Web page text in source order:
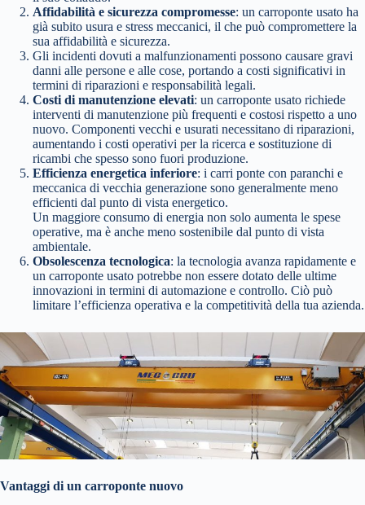
Affidabilità e sicurezza compromesse: un carroponte usato ha
già subito usura e stress meccanici, il che può compromettere la
sua affidabilità e sicurezza.
Gli incidenti dovuti a malfunzionamenti possono causare gravi
danni alle persone e alle cose, portando a costi significativi in
termini di riparazioni e responsabilità legali.
Costi di manutenzione elevati: un carroponte usato richiede
interventi di manutenzione più frequenti e costosi rispetto a uno
nuovo. Componenti vecchi e usurati necessitano di riparazioni,
aumentando i costi operativi per la ricerca e sostituzione di
ricambi che spesso sono fuori produzione.
Efficienza energetica inferiore: i carri ponte con paranchi e
meccanica di vecchia generazione sono generalmente meno
efficienti dal punto di vista energetico.
Un maggiore consumo di energia non solo aumenta le spese
operative, ma è anche meno sostenibile dal punto di vista
ambientale.
Obsolescenza tecnologica: la tecnologia avanza rapidamente e
un carroponte usato potrebbe non essere dotato delle ultime
innovazioni in termini di automazione e controllo. Ciò può
limitare l’efficienza operativa e la competitività della tua azienda.
Vantaggi di un carroponte nuovo